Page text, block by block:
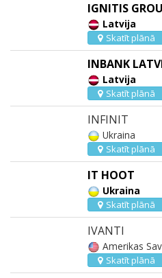
IGNITIS
Latvija
Skatīt plānā
INBANK
Latvija
Skatīt plānā
INFINIT
Ukraina
Skatīt plānā
IT HOOT
Ukraina
Skatīt plānā
IVANTI
Amerikas
Skatīt plānā